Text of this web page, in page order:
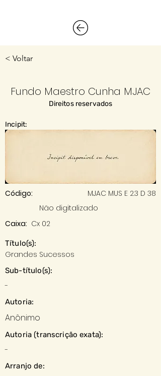
< Voltar
Fundo Maestro Cunha MJAC
Direitos reservados
Incipit:
Código:
MJAC MUS E 2.3 D 38
Não digitalizado
Caixa: Cx 02
Título(s):
Grandes Sucessos
Sub-título(s):
-
Autoria:
Anônimo
Autoria (transcrição exata):
-
Arranjo de: